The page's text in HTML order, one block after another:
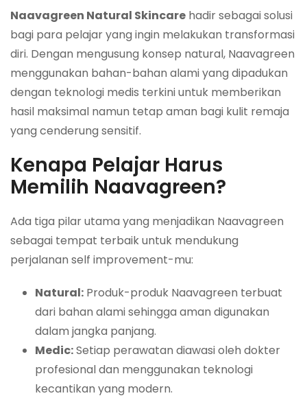
Naavagreen Natural Skincare hadir sebagai solusi
bagi para pelajar yang ingin melakukan transformasi
diri. Dengan mengusung konsep natural, Naavagreen
menggunakan bahan-bahan alami yang dipadukan
dengan teknologi medis terkini untuk memberikan
hasil maksimal namun tetap aman bagi kulit remaja
yang cenderung sensitif.
Kenapa Pelajar Harus
Memilih Naavagreen?
Ada tiga pilar utama yang menjadikan Naavagreen
sebagai tempat terbaik untuk mendukung
perjalanan self improvement-mu:
Natural: Produk-produk Naavagreen terbuat
dari bahan alami sehingga aman digunakan
dalam jangka panjang.
Medic:Setiap perawatan diawasi oleh dokter
profesional dan menggunakan teknologi
kecantikan yang modern.